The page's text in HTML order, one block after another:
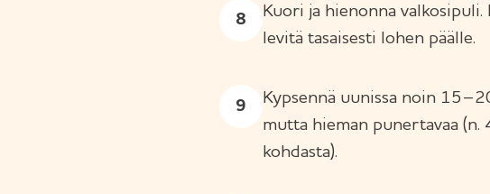
Kuori ja hienonna valkosipuli.
levitä tasaisesti lohen päälle.
Kypsennä uunissa noin
mutta hieman punertavaa
kohdasta).